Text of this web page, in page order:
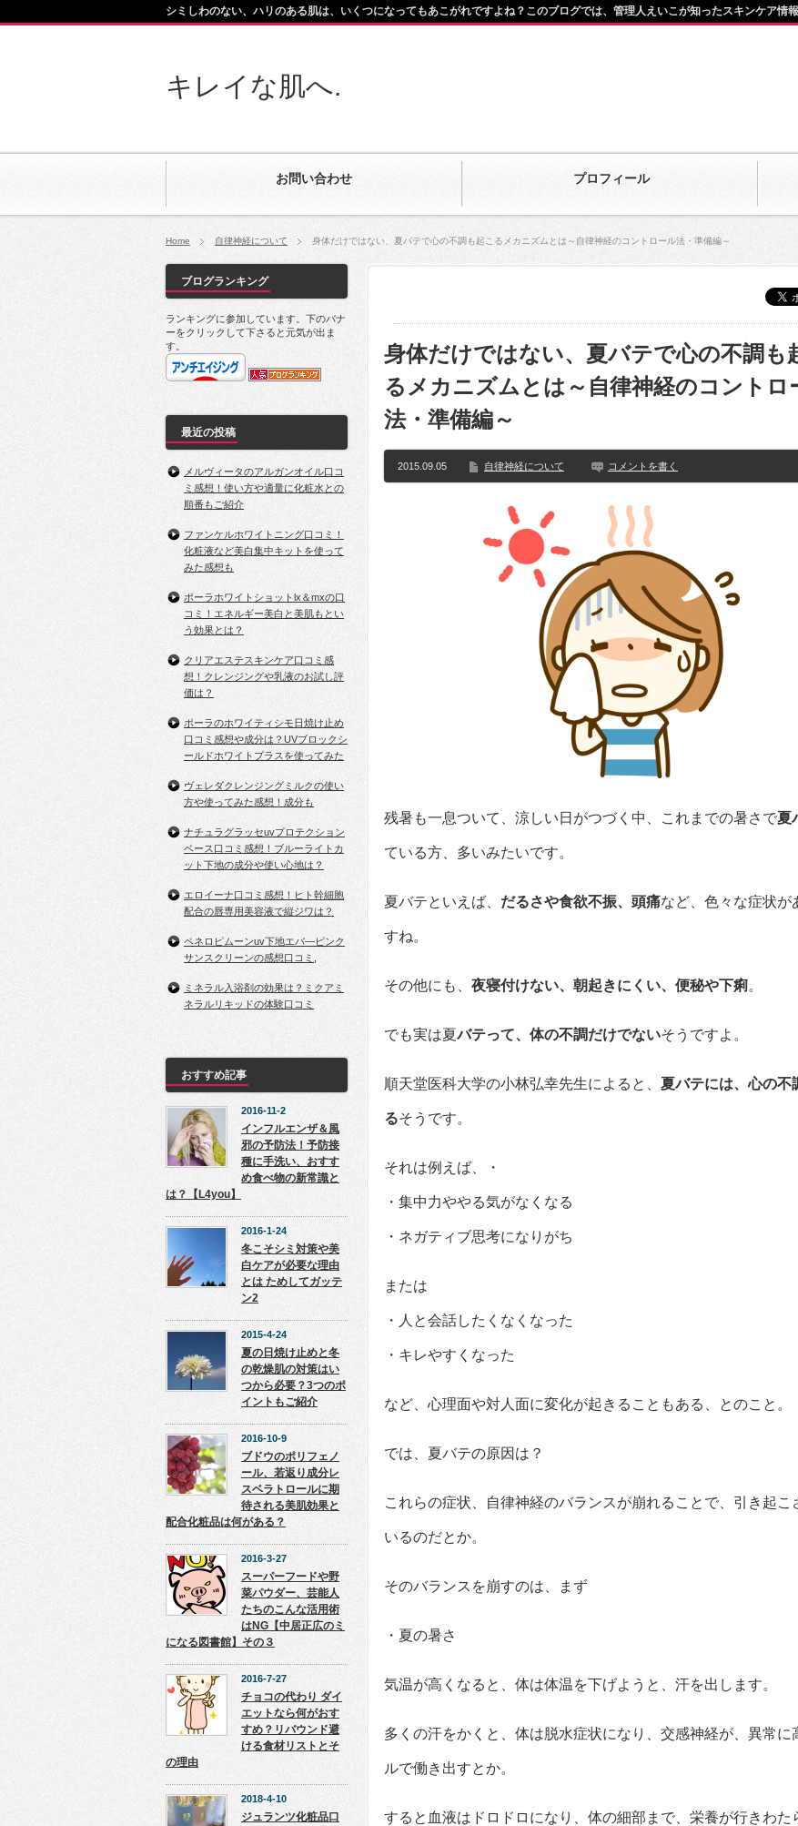
キレイな肌へ.
お問い合わせ プロフィール
シミしわのない、ハリのある肌は、いくつになってもあこがれですよね？このブログでは、管理人えいこが知ったスキンケア情
Home 自律神経について 身体だけではない、夏バテで心の不調も起こるメカニズムとは～自律神経のコントロール法・準備編～
身体だけではない、夏バテで心の不調も
るメカニズムとは～自律神経のコントロ
法・準備編～
2015.09.05 自律神経について コメントを書く
残暑も一息ついて、涼しい日がつづく中、これまでの暑さで夏
ている方、多いみたいです。
夏バテといえば、 だるさや食欲不振、頭痛など、色々な症状が
すね。
その他にも、 夜寝付けない、朝起きにくい、便秘や下痢。
でも実は夏バテって、体の不調だけでないそうですよ。
順天堂医科大学の小林弘幸先生によると、 夏バテには、心の不
るそうです。
それは例えば、・
・集中力ややる気がなくなる
・ネガティブ思考になりがち
または
・人と会話したくなくなった
・キレやすくなった
など、心理面や対人面に変化が起きることもある、とのこと。
では、夏バテの原因は？
これらの症状、自律神経のバランスが崩れることで、引き起こ
いるのだとか。
そのバランスを崩すのは、まず
・夏の暑さ
気温が高くなると、体は体温を下げようと、汗を出します。
多くの汗をかくと、体は脱水症状になり、交感神経が、異常に
ルで働き出すとか。
すると血液はドロドロになり、体の細部まで、栄養が行きわた
ブログランキング
ランキングに参加しています。下のバナ
ーをクリックして下さると元気が出ま
す。
最近の投稿
メルヴィータのアルガンオイル口コ
ミ感想！使い方や適量に化粧水との
順番もご紹介
ファンケルホワイトニング口コミ！
化粧液など美白集中キットを使って
みた感想も
ポーラホワイトショットlx＆mxの口
コミ！エネルギー美白と美肌もとい
う効果とは？
クリアエステスキンケア口コミ感
想！クレンジングや乳液のお試し評
価は？
ポーラのホワイティシモ日焼け止め
口コミ感想や成分は？UVブロックシ
ールドホワイトプラスを使ってみた
ヴェレダクレンジングミルクの使い
方や使ってみた感想！成分も
ナチュラグラッセuvプロテクション
ベース口コミ感想！ブルーライトカ
ット下地の成分や使い心地は？
エロイーナ口コミ感想！ヒト幹細胞
配合の唇専用美容液で縦ジワは？
ペネロピムーンuv下地エバ―ピンク
サンスクリーンの感想口コミ,
ミネラル入浴剤の効果は？ミクアミ
ネラルリキッドの体験口コミ
おすすめ記事
2016-11-2
インフルエンザ＆風
邪の予防法！予防接
種に手洗い、おすす
め食べ物の新常識と
は？【L4you】
2016-1-24
冬こそシミ対策や美
白ケアが必要な理由
とは ためしてガッテ
ン2
2015-4-24
夏の日焼け止めと冬
の乾燥肌の対策はい
つから必要？3つのポ
イントもご紹介
2016-10-9
ブドウのポリフェノ
ール、若返り成分レ
スベラトロールに期
待される美肌効果と
配合化粧品は何がある？
2016-3-27
スーパーフードや野
菜パウダー、芸能人
たちのこんな活用術
はNG【中居正広のミ
になる図書館】その３
2016-7-27
チョコの代わり ダイ
エットなら何がおす
すめ？リバウンド避
ける食材リストとそ
の理由
2018-4-10
ジュランツ化粧品口